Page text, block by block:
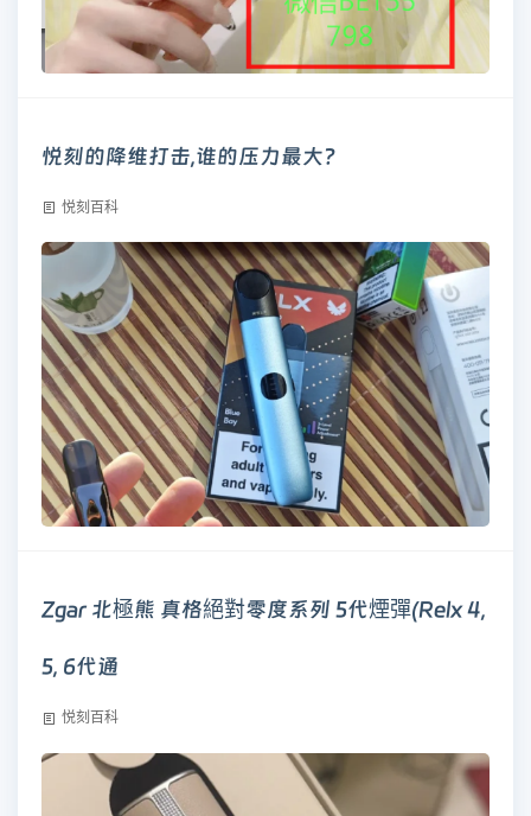
悦刻的降维打击,谁的压力最大?
悦刻百科
Zgar 北極熊 真格絕對零度系列 5代煙彈(Relx 4,
5, 6代通
悦刻百科